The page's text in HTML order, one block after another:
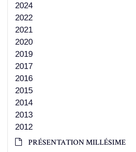
2024
2022
2021
2020
2019
2017
2016
2015
2014
2013
2012
PRÉSENTATION MILLÉSIME